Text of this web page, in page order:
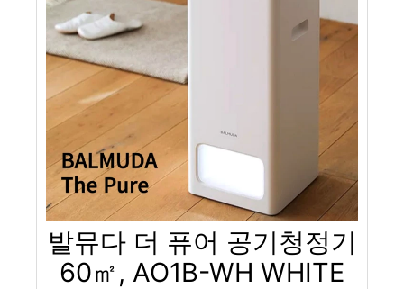
발뮤다 더 퓨어 공기청정기
60㎡, AO1B-WH WHITE